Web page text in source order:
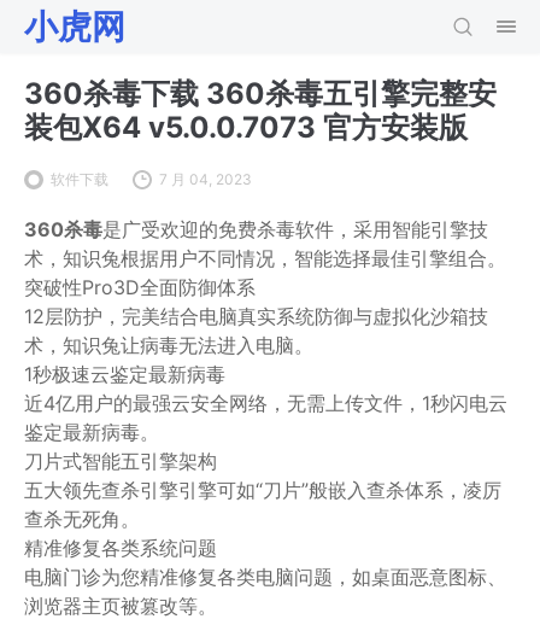
小虎网
360杀毒下载 360杀毒五引擎完整安
装包X64 v5.0.0.7073 官方安装版
软件下载 7 月 04, 2023
360杀毒是广受欢迎的免费杀毒软件，采用智能引擎技
术，知识兔根据用户不同情况，智能选择最佳引擎组合。
突破性Pro3D全面防御体系
12层防护，完美结合电脑真实系统防御与虚拟化沙箱技
术，知识兔让病毒无法进入电脑。
1秒极速云鉴定最新病毒
近4亿用户的最强云安全网络，无需上传文件，1秒闪电云
鉴定最新病毒。
刀片式智能五引擎架构
五大领先查杀引擎引擎可如“刀片”般嵌入查杀体系，凌厉
查杀无死角。
精准修复各类系统问题
电脑门诊为您精准修复各类电脑问题，如桌面恶意图标、
浏览器主页被篡改等。